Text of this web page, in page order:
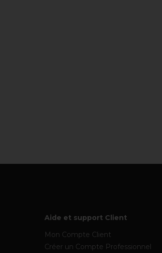
Aide et support Client
Mon Compte Client
Créer un Compte Professionnel